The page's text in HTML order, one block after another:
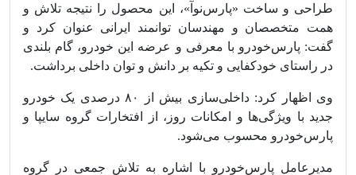
طراحی و ساخت «پارس‌نوآ»، این محصول را نتیجه تلاش و
همت متخصصان و مهندسان توانمند ایرانی عنوان کرد و
گفت: پارس‌خودرو با معرفی و عرضه این خودرو، گام بلندی
در راستای خودکفایی و تکیه بر دانش و توان داخلی برداشت.
وی اظهار کرد: داخلی‌سازی بیش از ۸۰ درصدی یک خودرو
جدید با ویژگی‌ها و امکانات روز، از افتخارات گروه سایپا و
پارس‌خودرو محسوب می‌شود.
مدیرعامل پارس‌خودرو با اشاره به تلاش جمعی در گروه